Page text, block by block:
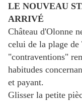
LE NOUVEAU
ARRIVÉ
Château d'Olonne
celui de la plage
"contraventions"
habitudes
et payant.
Glisser la petite